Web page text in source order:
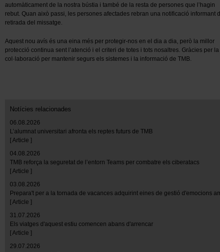
automàticament de la nostra bústia i també de la resta de persones que l’hagin
rebut. Quan això passi, les persones afectades rebran una notificació informant
retirada del missatge.
Aquest nou avís és una eina més per protegir-nos en el dia a dia, però la millor
protecció continua sent l’atenció i el criteri de totes i tots nosaltres. Gràcies per la
col·laboració per mantenir segurs els sistemes i la informació de TMB.
Notícies relacionades
06.08.2026
L’alumnat universitari afronta els reptes futurs de TMB
[ Article ]
04.08.2026
TMB reforça la seguretat de l’entorn Teams per combatre els ciberatacs
[ Article ]
03.08.2026
Prepara't per a la tornada de vacances adquirint eines de gestió d'emocions
[ Article ]
31.07.2026
Els viatges d'aquest estiu comencen abans d'arrencar
[ Article ]
29.07.2026